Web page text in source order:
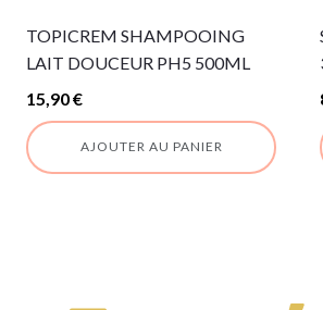
TOPICREM SHAMPOOING
LAIT DOUCEUR PH5 500ML
15,90€
AJOUTER AU PANIER